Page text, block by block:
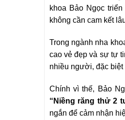
khoa Bảo Ngọc
không cần cam kết
Trong ngành nha
cao vẻ đẹp và sự tự
nhiều người, đặc
Chính vì thế, Bảo
“Niềng răng thử 2
ngắn để cảm nhận